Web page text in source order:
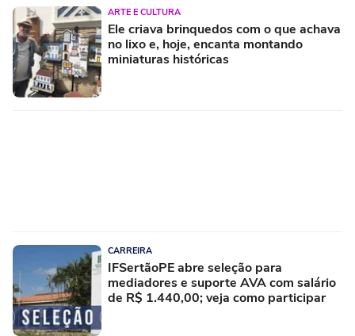
ARTE E CULTURA
Ele criava brinquedos com o que achava
no lixo e, hoje, encanta montando
miniaturas históricas
CARREIRA
IFSertãoPE abre seleção para
mediadores e suporte AVA com salário
de R$ 1.440,00; veja como participar